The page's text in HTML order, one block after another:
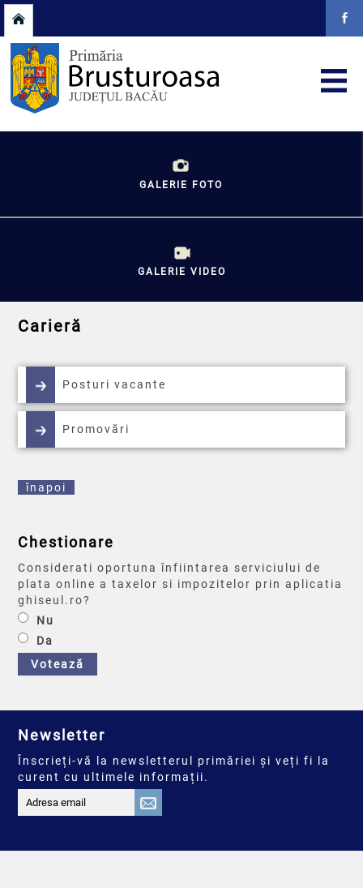
GALERIE FOTO
GALERIE VIDEO
Carieră
Posturi vacante
Promovări
înapoi
Chestionare
Considerati oportuna înfiintarea serviciului de
plata online a taxelor si impozitelor prin aplicatia
ghiseul.ro?
Nu
Da
Votează
Newsletter
Înscrieți-vă la newsletterul primăriei și veți fi la
curent cu ultimele informații.